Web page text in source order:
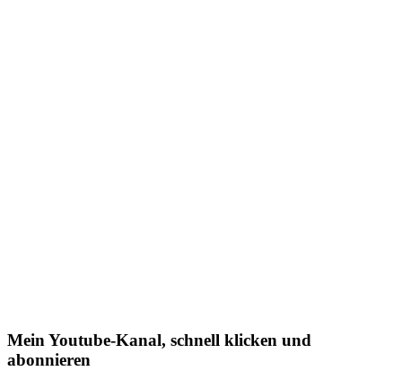
Mein Youtube-Kanal, schnell klicken und
abonnieren